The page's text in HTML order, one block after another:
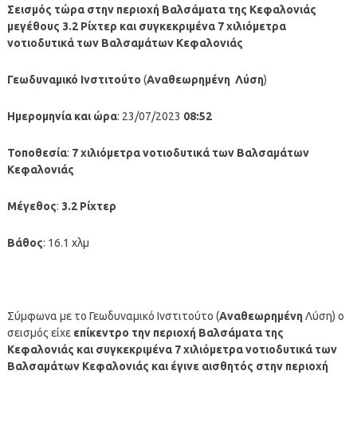
Σεισμός τώρα στην περιοχή Βαλσάματα της Κεφαλονιάς
μεγέθους 3.2 Ρίχτερ και συγκεκριμένα 7 χιλιόμετρα
νοτιοδυτικά των Βαλσαμάτων Κεφαλονιάς
Γεωδυναμικό Ινστιτούτο (Αναθεωρημένη Λύση)
Ημερομηνία και ώρα: 23/07/2023 08:52
Τοποθεσία: 7 χιλιόμετρανοτιοδυτικά των Βαλσαμάτων
Κεφαλονιάς
Μέγεθος: 3.2 Ρίχτερ
Βάθος: 16.1 χλμ
Σύμφωνα με το Γεωδυναμικό Ινστιτούτο (ΑναθεωρημένηΛύση) ο
σεισμός είχε επίκεντρο την περιοχή Βαλσάματα της
Κεφαλονιάς και συγκεκριμένα 7 χιλιόμετρα νοτιοδυτικά των
Βαλσαμάτων Κεφαλονιάς και έγινε αισθητός στην περιοχή